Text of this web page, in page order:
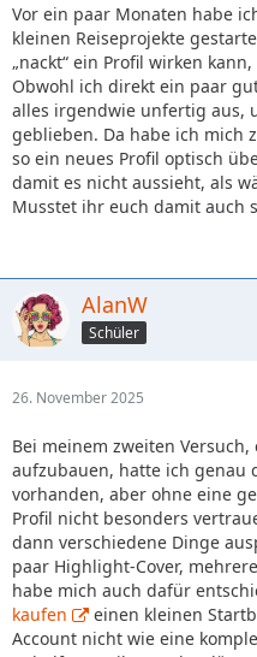
Vor ein paar Monaten habe
kleinen Reiseprojekte
„nackt“ ein Profil wirken
Obwohl ich direkt ein paar
alles irgendwie unfertig aus,
geblieben. Da habe ich mich
so ein neues Profil optisch
damit es nicht aussieht, als
Musstet ihr euch damit auch
AlanW
Schüler
26. November 2025
Bei meinem zweiten
aufzubauen, hatte ich genau
vorhanden, aber ohne eine
Profil nicht besonders
dann verschiedene Dinge
paar Highlight-Cover,
habe mich auch dafür
kaufen
einen kleinen
Account nicht wie eine